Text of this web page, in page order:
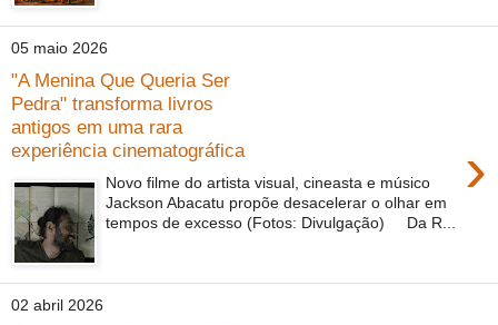
05 maio 2026
"A Menina Que Queria Ser
Pedra" transforma livros
antigos em uma rara
experiência cinematográfica
›
Novo filme do artista visual, cineasta e músico
Jackson Abacatu propõe desacelerar o olhar em
tempos de excesso (Fotos: Divulgação) Da R...
02 abril 2026